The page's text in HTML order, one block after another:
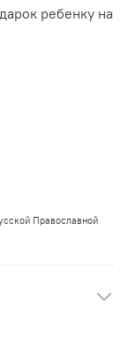
ребенку на
Православной